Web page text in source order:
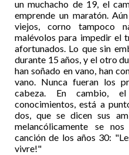
un muchacho de 19, el
emprende un maratón.
viejos, corno tampoco
malévolos para impedir el
afortunados. Lo que sin
durante 15 años, y el otro
han soñado en vano, han
vano. Nunca fueran los
cabeza. En cambio,
conocimientos, está a
dos, que se dicen sus
melancólicamente se
canción de los años 30:
vivre!"